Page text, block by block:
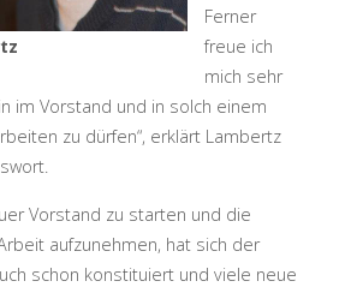
Ferner
freue ich
mich sehr
im Vorstand und in solch einem
zu dürfen“, erklärt Lambertz
Vorstand zu starten und die
aufzunehmen, hat sich der
schon konstituiert und viele neue